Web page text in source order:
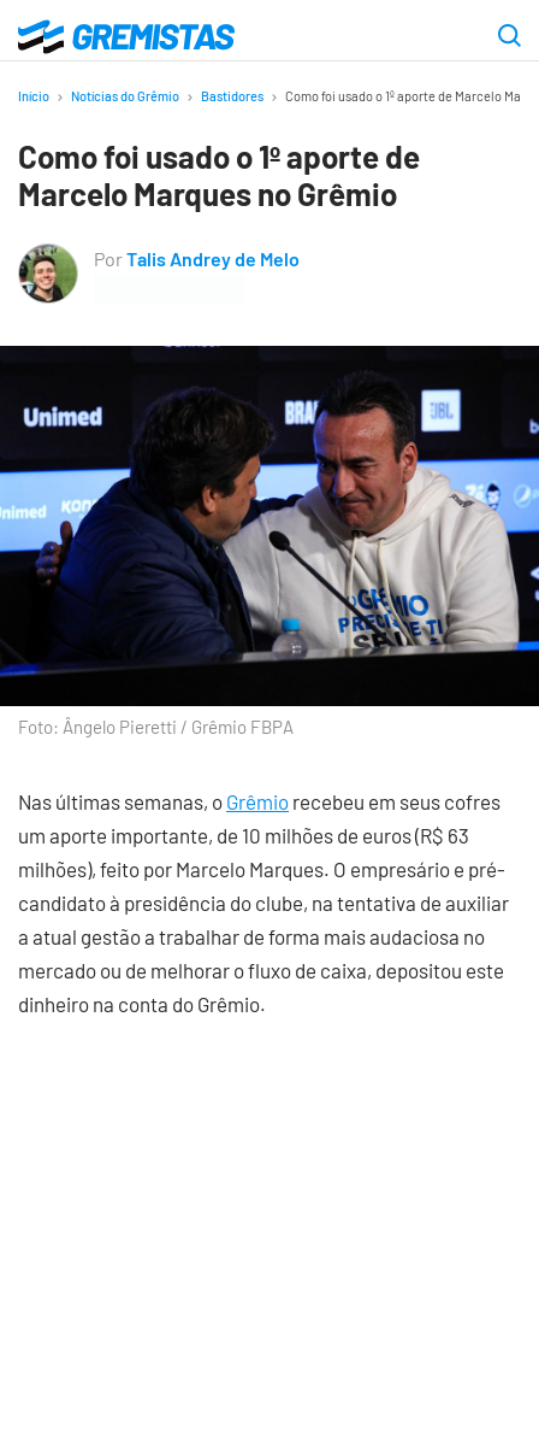
para
principal
Gremistas
Início Notícias do Grêmio Bastidores Como foi usado o 1º aporte de Marcelo
Como foi usado o 1º aporte de
Marcelo Marques no Grêmio
PorTalis Andrey de Melo
Foto: Ângelo Pieretti / Grêmio FBPA
Nas últimas semanas, o Grêmio recebeu em seus cofres
um aporte importante, de 10 milhões de euros (R$ 63
milhões), feito por Marcelo Marques. O empresário e pré-
candidato à presidência do clube, na tentativa de auxiliar
a atual gestão a trabalhar de forma mais audaciosa no
mercado ou de melhorar o fluxo de caixa, depositou este
dinheiro na conta do Grêmio.